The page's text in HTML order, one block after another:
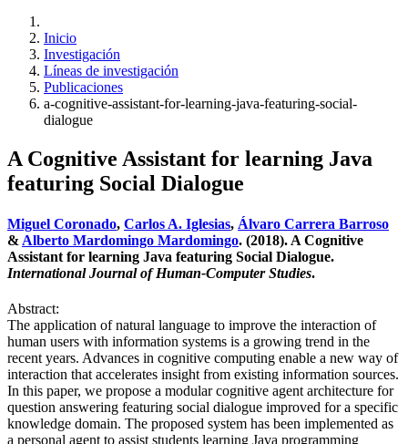
Inicio
Investigación
Líneas de investigación
Publicaciones
a-cognitive-assistant-for-learning-java-featuring-social-
dialogue
A Cognitive Assistant for learning Java
featuring Social Dialogue
Miguel Coronado, Carlos A. Iglesias, Álvaro Carrera Barroso
& Alberto Mardomingo Mardomingo. (2018). A Cognitive
Assistant for learning Java featuring Social Dialogue.
International Journal of Human-Computer Studies.
Abstract:
The application of natural language to improve the interaction of
human users with information systems is a growing trend in the
recent years. Advances in cognitive computing enable a new way of
interaction that accelerates insight from existing information sources.
In this paper, we propose a modular cognitive agent architecture for
question answering featuring social dialogue improved for a specific
knowledge domain. The proposed system has been implemented as
a personal agent to assist students learning Java programming